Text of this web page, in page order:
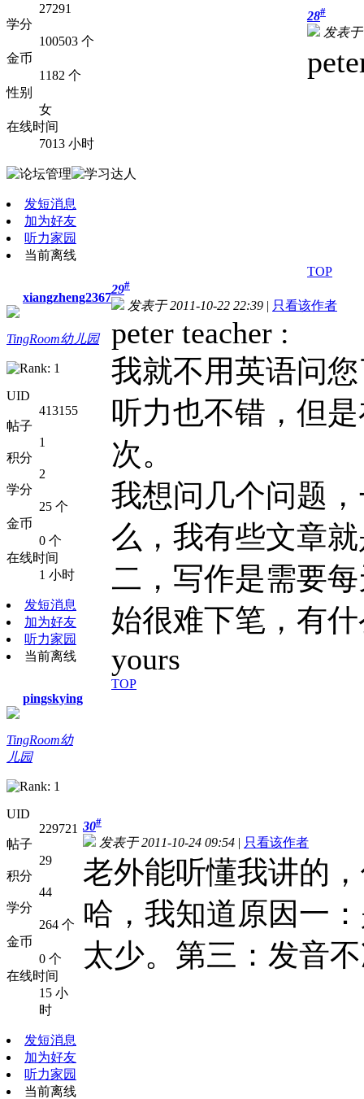
27291
学分
100503 个
金币
1182 个
性别
女
在线时间
7013 小时
发短消息
加为好友
听力家园
当前离线
28#
发表于
TOP
xiangzheng2367
TingRoom幼儿园
UID
413155
帖子
1
积分
2
学分
25 个
金币
0 个
在线时间
1 小时
发短消息
加为好友
听力家园
当前离线
29#
发表于 2011-10-22 22:39 | 只看该作者
peter teacher :
我就不用英语问
听力也不错，但
次。
我想问几个问题
么，我有些文章
二，写作是需要
始很难下笔，有
yours
TOP
pingskying
TingRoom幼
儿园
UID
229721
帖子
29
积分
44
学分
264 个
金币
0 个
在线时间
15 小
时
发短消息
加为好友
听力家园
当前离线
30#
发表于 2011-10-24 09:54 | 只看该作者
老外能听懂我讲的
哈，我知道原因一
太少。第三：发音